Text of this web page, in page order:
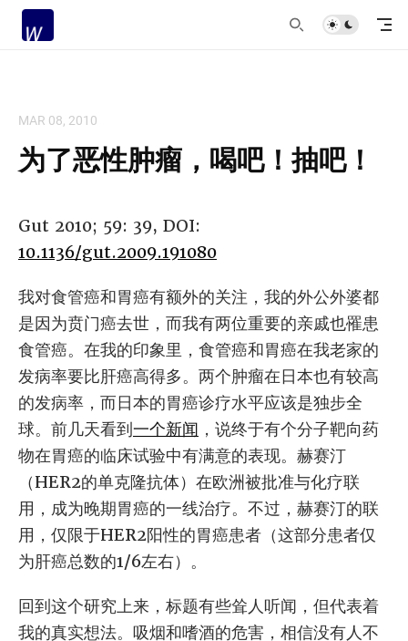
MAR 08, 2010
为了恶性肿瘤，喝吧！抽吧！
Gut 2010; 59: 39, DOI:
10.1136/gut.2009.191080
我对食管癌和胃癌有额外的关注，我的外公外婆都
是因为贲门癌去世，而我有两位重要的亲戚也罹患
食管癌。在我的印象里，食管癌和胃癌在我老家的
发病率要比肝癌高得多。两个肿瘤在日本也有较高
的发病率，而日本的胃癌诊疗水平应该是独步全
球。前几天看到一个新闻 ，说终于有个分子靶向药
物在胃癌的临床试验中有满意的表现。赫赛汀
（HER2的单克隆抗体）在欧洲被批准与化疗联
用，成为晚期胃癌的一线治疗。不过，赫赛汀的联
用，仅限于HER2阳性的胃癌患者（这部分患者仅
为肝癌总数的1/6左右）。
回到这个研究上来，标题有些耸人听闻，但代表着
我的真实想法。吸烟和嗜酒的危害，相信没有人不